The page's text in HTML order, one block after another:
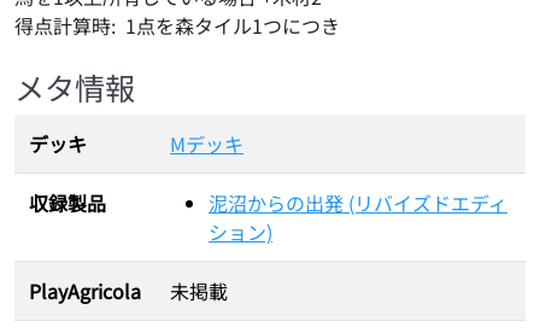
得点計算時:  1点を森タイル1つにつき
メタ情報
デッキ Mデッキ
収録製品
泥沼からの出発 (リバイズドエディ
ション)
PlayAgricola 未掲載